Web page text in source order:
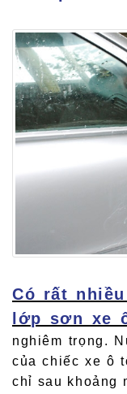
Có rất
lớp sơn xe
nghiêm trọng.
của chiếc xe ô
chỉ sau khoảng